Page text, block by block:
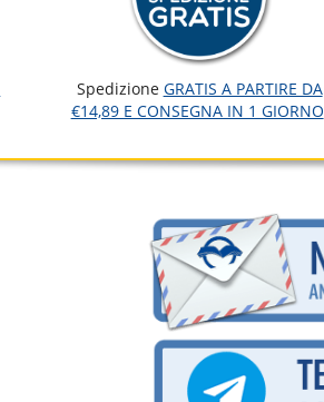
Spedizione GRATIS A PARTIRE DA
€14,89 E CONSEGNA IN 1 GIORNO